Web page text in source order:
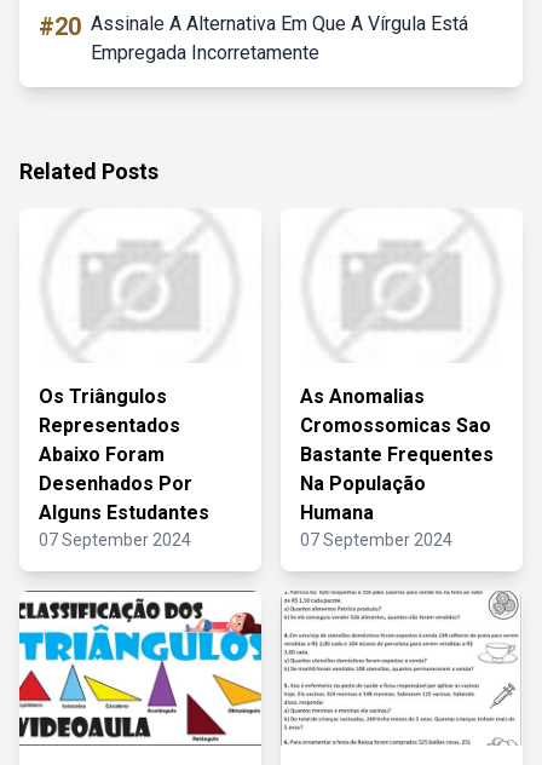
#20 Assinale A Alternativa Em Que A Vírgula Está
Empregada Incorretamente
Related Posts
Os Triângulos
Representados
Abaixo Foram
Desenhados Por
Alguns Estudantes
07 September 2024
As Anomalias
Cromossomicas Sao
Bastante Frequentes
Na População
Humana
07 September 2024